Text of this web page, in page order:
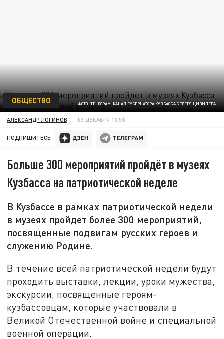
ФОТО: TELEGRAM-КАНАЛ ГУБЕРНАТОРА КУЗБАССА СЕРГЕЯ ЦИВИЛЁВА.
ОБЩЕСТВО
АЛЕКСАНДР ЛОГИНОВ 03 ДЕКАБРЯ 13:58
ПОДПИШИТЕСЬ:
Больше 300 мероприятий пройдёт в музеях
Кузбасса на патриотической неделе
В Кузбассе в рамках патриотической недели
в музеях пройдет более 300 мероприятий,
посвященные подвигам русских героев и
служению Родине.
В течение всей патриотической недели будут
проходить выставки, лекции, уроки мужества,
экскурсии, посвященные героям-
кузбассовцам, которые участвовали в
Великой Отечественной войне и специальной
военной операции.